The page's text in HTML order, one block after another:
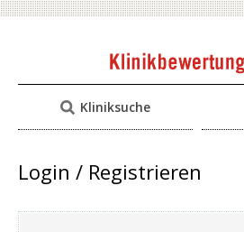
Kliniksuche
Login / Registrieren